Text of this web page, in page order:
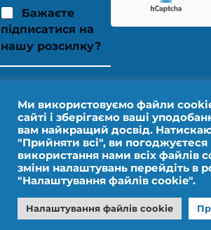
Бажаєте
підписатися на
нашу розсилку?
Юридичне повідомлення
Персональні дані
Дизайн від IMPALA
Ми використовуємо файли
сайті і зберігаємо ваші
вам найкращий досвід.
"Прийняти всі", ви погоджуєтеся
використання нами всіх файлів
зміни налаштувань перейдіть в
"Налаштування файлів cookie".
Налаштування файлів cookie